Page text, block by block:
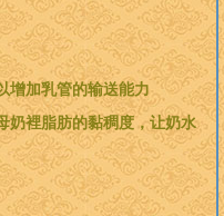
增加乳管的输送能力
奶裡脂肪的黏稠度，让奶水